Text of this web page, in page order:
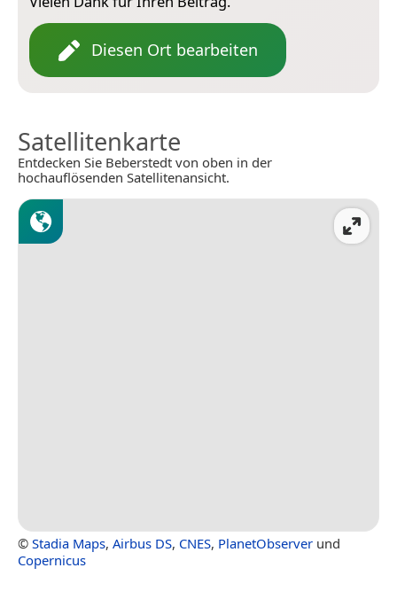
Diesen Ort bearbeiten
Satellitenkarte
Entdecken Sie Beberstedt von oben in der
hochauflösenden Satellitenansicht.
© Stadia Maps, Airbus DS, CNES, PlanetObserver und
Copernicus